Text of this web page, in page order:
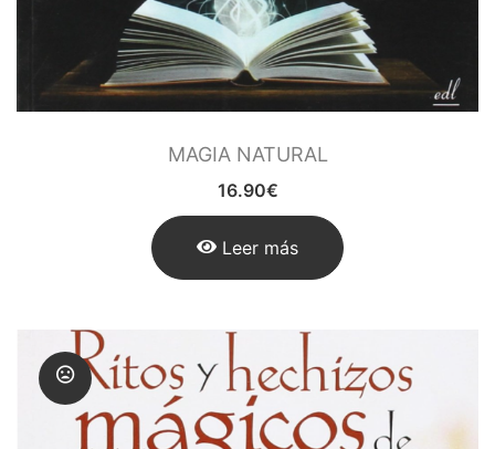
MAGIA NATURAL
16.90€
Leer más